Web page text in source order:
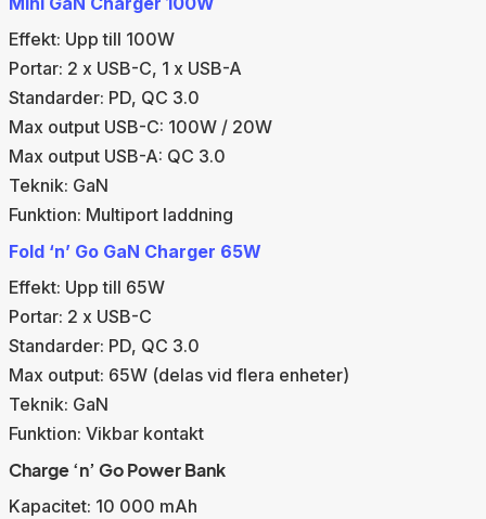
Effekt: Upp till 100W
Portar: 2 x USB-C, 1 x USB-A
Standarder: PD, QC 3.0
Max output USB-C: 100W / 20W
Max output USB-A: QC 3.0
Teknik: GaN
Funktion: Multiport laddning
Fold ‘n’ Go GaN Charger 65W
Effekt: Upp till 65W
Portar: 2 x USB-C
Standarder: PD, QC 3.0
Max output: 65W (delas vid flera enheter)
Teknik: GaN
Funktion: Vikbar kontakt
Charge ‘n’ Go Power Bank
Kapacitet: 10 000 mAh